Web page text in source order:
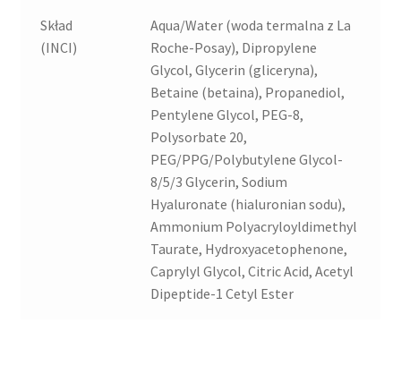
Skład
(INCI)
Aqua/Water (woda termalna z La
Roche-Posay), Dipropylene
Glycol, Glycerin (gliceryna),
Betaine (betaina), Propanediol,
Pentylene Glycol, PEG-8,
Polysorbate 20,
PEG/PPG/Polybutylene Glycol-
8/5/3 Glycerin, Sodium
Hyaluronate (hialuronian sodu),
Ammonium Polyacryloyldimethyl
Taurate, Hydroxyacetophenone,
Caprylyl Glycol, Citric Acid, Acetyl
Dipeptide-1 Cetyl Ester